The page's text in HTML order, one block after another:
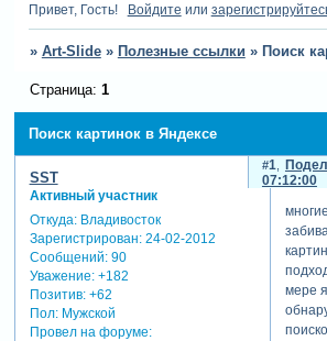
Привет, Гость! Войдите или
» Art-Slide » Полезные ссылки » Поиск
Поиск картинок в Яндексе
Страница: 1
1
07:12:00
SST
Активный участник
Откуда:Владивосток
Зарегистрирован: 24-02-2012
Сообщений:90
Уважение: +182
Позитив: +62
Пол:Мужской
Провел на форуме:
мере